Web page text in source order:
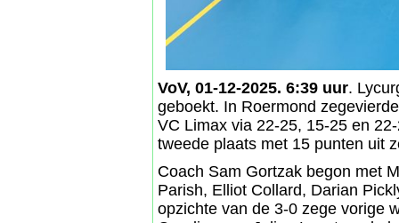
VoV, 01-12-2025. 6:39 uur.
geboekt. In Roermond
VC Limax via 22-25, 15-25 en
tweede plaats met 15 punten uit
Coach Sam Gortzak begon met
Parish, Elliot Collard, Darian
opzichte van de 3-0 zege vorige